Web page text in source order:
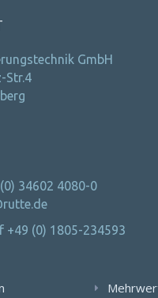
GmbH
Str.4
34602 4080-0
+49 (0) 1805-234593